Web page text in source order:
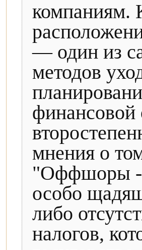
компаниям.
— один из
методов
мнения о
"Оффшоры -
особо
либо
налогов,